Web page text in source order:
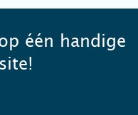
één handige